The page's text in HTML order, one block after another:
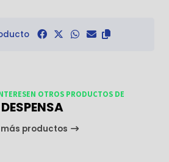
OTROS PRODUCTOS DE
DESPENSA
más productos